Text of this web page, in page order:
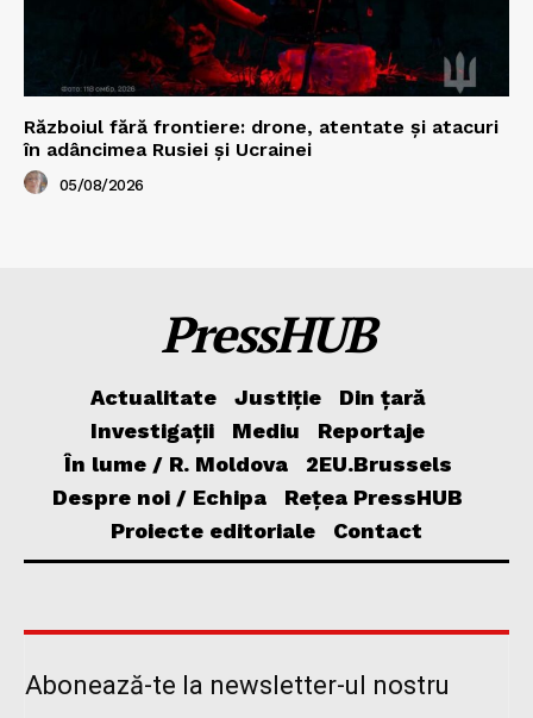
Războiul fără frontiere: drone, atentate și atacuri
în adâncimea Rusiei și Ucrainei
05/08/2026
PressHUB
Actualitate Justiție
Din țară
Investigații
Mediu
Reportaje
În lume / R. Moldova
2EU.Brussels
Despre noi / Echipa
Rețea PressHUB
Proiecte editoriale
Contact
Abonează-te la newsletter-ul nostru